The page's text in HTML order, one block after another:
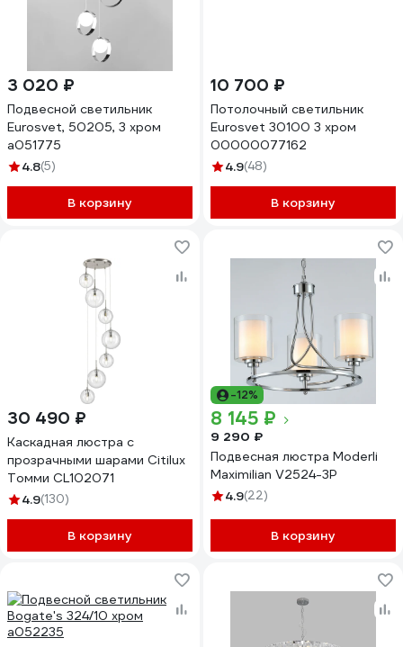
3 020 ₽
Подвесной светильник
Eurosvet, 50205, 3 хром
a051775
4.8(5)
В корзину
10 700 ₽
Потолочный светильник
Eurosvet 30100 3 хром
00000077162
4.9(48)
В корзину
30 490 ₽
Каскадная люстра с
прозрачными шарами Citilux
Томми CL102071
4.9(130)
В корзину
-12%
8 145 ₽
9 290 ₽
Подвесная люстра Moderli
Maximilian V2524-3P
4.9(22)
В корзину